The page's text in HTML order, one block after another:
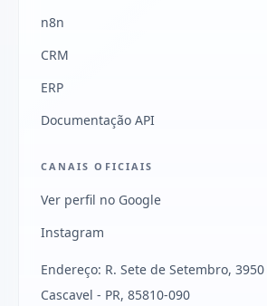
n8n
CRM
ERP
Documentação API
CANAIS OFICIAIS
Ver perfil no Google
Instagram
Endereço: R. Sete de Setembro,
Cascavel - PR, 85810-090